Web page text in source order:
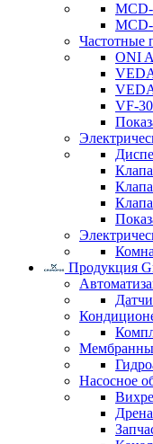
MCD-
Частотные
ONI
VF-
Продукция
Насосное